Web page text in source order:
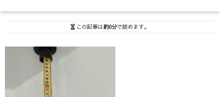
この記事は約0分で読めます。